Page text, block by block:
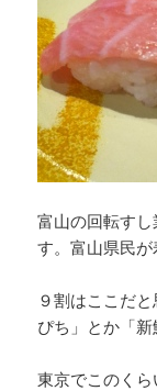
富山の回転す
す。富山県民が
９割はここだ
ぴち」とか「新
東京でこのく